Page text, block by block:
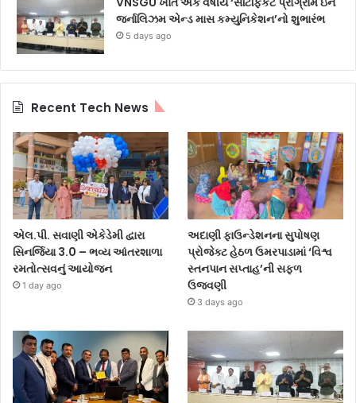
જર્નાલિઝમ એન્ડ માસ કમ્યુનિકેશન’નો શુભારંભ
5 days ago
Recent Tech News
એલ.પી. સવાણી એકેડેમી દ્વારા
સિનર્જિયા 3.0 – ભવ્ય આંતરશાળા
રમતોત્સવનું આયોજન
1 day ago
અદાણી ફાઉન્ડેશનના સુપોષણ
પ્રોજેક્ટ હેઠળ ઉમરપાડામાં ‘વિશ્વ
સ્તનપાન સપ્તાહ’ની સફળ
ઉજવણી
3 days ago